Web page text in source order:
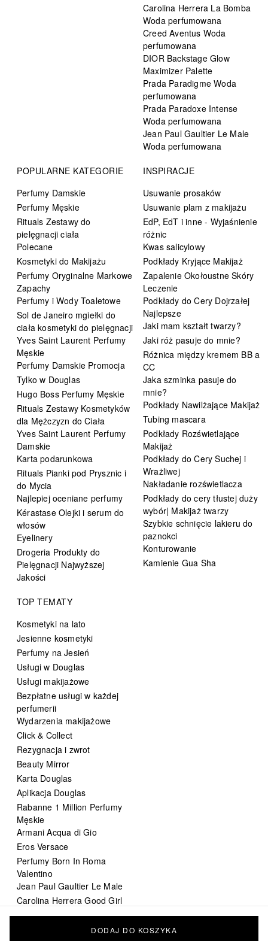
Carolina Herrera La Bomba
Woda perfumowana
Creed Aventus Woda
perfumowana
DIOR Backstage Glow
Maximizer Palette
Prada Paradigme Woda
perfumowana
Prada Paradoxe Intense
Woda perfumowana
Jean Paul Gaultier Le Male
Woda perfumowana
POPULARNE KATEGORIE
Perfumy Damskie
Perfumy Męskie
Rituals Zestawy do
pielęgnacji ciała
Polecane
Kosmetyki do Makijażu
Perfumy Oryginalne Markowe
Zapachy
Perfumy i Wody Toaletowe
Sol de Janeiro mgiełki do
ciała kosmetyki do pielęgnacji
Yves Saint Laurent Perfumy
Męskie
Perfumy Damskie Promocja
Tylko w Douglas
Hugo Boss Perfumy Męskie
Rituals Zestawy Kosmetyków
dla Mężczyzn do Ciała
Yves Saint Laurent Perfumy
Damskie
Karta podarunkowa
Rituals Pianki pod Prysznic i
do Mycia
Najlepiej oceniane perfumy
Kérastase Olejki i serum do
włosów
Eyelinery
Drogeria Produkty do
Pielęgnacji Najwyższej
Jakości
INSPIRACJE
Usuwanie prosaków
Usuwanie plam z makijażu
EdP, EdT i inne - Wyjaśnienie
różnic
Kwas salicylowy
Podkłady Kryjące Makijaż
Zapalenie Okołoustne Skóry
Leczenie
Podkłady do Cery Dojrzałej
Najlepsze
Jaki mam kształt twarzy?
Jaki róż pasuje do mnie?
Różnica między kremem BB a
CC
Jaka szminka pasuje do
mnie?
Podkłady Nawilżające Makijaż
Tubing mascara
Podkłady Rozświetlające
Makijaż
Podkłady do Cery Suchej i
Wrażliwej
Nakładanie rozświetlacza
Podkłady do cery tłustej duży
wybór| Makijaż twarzy
Szybkie schnięcie lakieru do
paznokci
Konturowanie
Kamienie Gua Sha
TOP TEMATY
Kosmetyki na lato
Jesienne kosmetyki
Perfumy na Jesień
Usługi w Douglas
Usługi makijażowe
Bezpłatne usługi w każdej
perfumerii
Wydarzenia makijażowe
Click & Collect
Rezygnacja i zwrot
Beauty Mirror
Karta Douglas
Aplikacja Douglas
Rabanne 1 Million Perfumy
Męskie
Armani Acqua di Gio
Eros Versace
Perfumy Born In Roma
Valentino
Jean Paul Gaultier Le Male
Carolina Herrera Good Girl
DIOR Sauvage
Chanel Bleu de ChanelDODAJ DO KOSZYKA